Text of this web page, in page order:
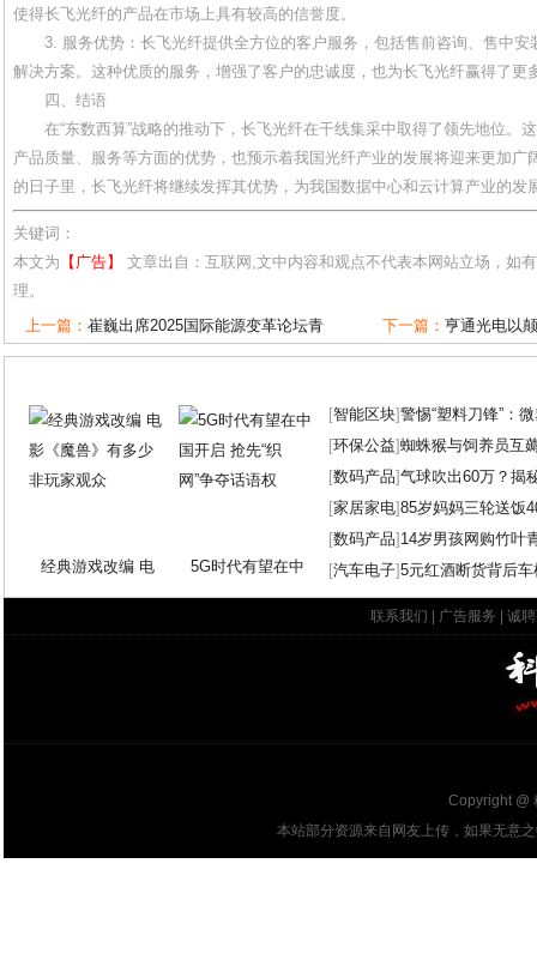
使得长飞光纤的产品在市场上具有较高的信誉度。
3. 服务优势：长飞光纤提供全方位的客户服务，包括售前咨询、售中
解决方案。这种优质的服务，增强了客户的忠诚度，也为长飞光纤赢得了更
四、结语
在“东数西算”战略的推动下，长飞光纤在干线集采中取得了领先地位。
产品质量、服务等方面的优势，也预示着我国光纤产业的发展将迎来更加广
的日子里，长飞光纤将继续发挥其优势，为我国数据中心和云计算产业的发
关键词：
本文为 【广告】
文章出自：互联网,文中内容和观点不代表本网站立场，如
理。
上一篇： 崔巍出席2025国际能源变革论坛青 下一篇： 亨通光电以
经典游戏改编 电 5G时代有望在中
[智能区块]警惕“塑料刀锋”：
[环保公益]蜘蛛猴与饲养员互
[数码产品]气球吹出60万？揭
[家居家电]85岁妈妈三轮送饭
[数码产品] 14岁男孩网购竹叶
[汽车电子]5元红酒断货背后
联系我们 广告服务 诚
Copyright @
本站部分资源来自网友上传，如果无意